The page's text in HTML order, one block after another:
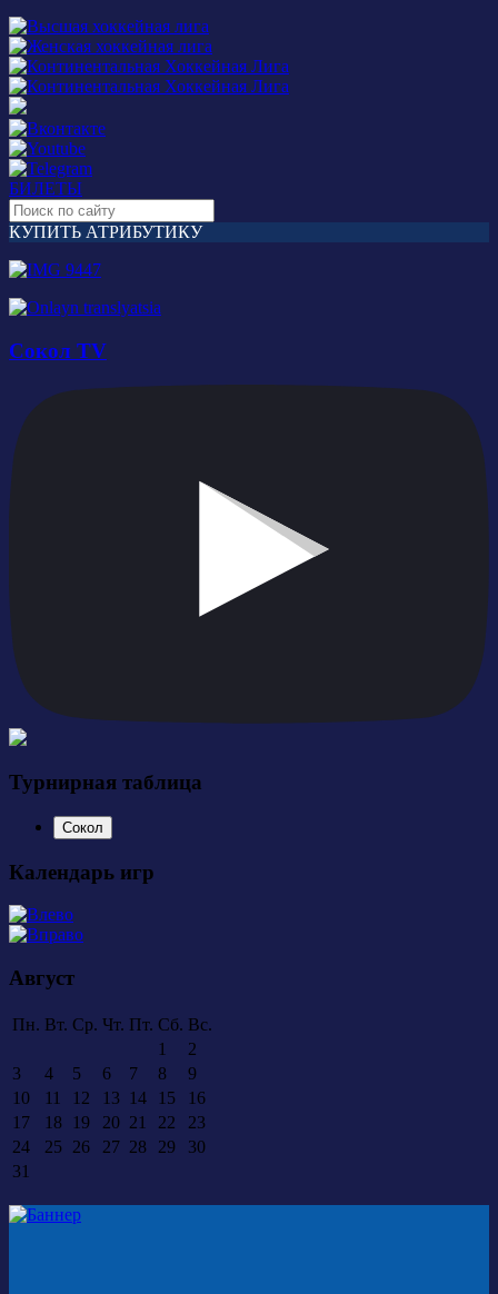
БИЛЕТЫ
КУПИТЬ АТРИБУТИКУ
Сокол TV
Турнирная таблица
Сокол
Календарь игр
Август
Пн. Вт. Ср. Чт. Пт. Сб. Вс.
1
2
3
4 5 6 7 8
9
10
11 12 13 14 15
16
17
18 19 20 21 22
23
24
25 26 27 28 29
30
31